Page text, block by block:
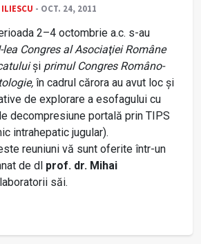
- OCT. 24, 2011
2–4 octombrie a.c. s-au
lea Congres al Asociaţiei Române
şi primul Congres Româno-
în cadrul cărora au avut loc şi
de explorare a esofagului cu
decompresiune portală prin TIPS
intrahepatic jugular).
reuniuni vă sunt oferite într-un
de dl prof. dr. Mihai
săi.